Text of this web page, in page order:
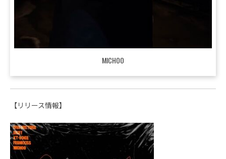
MICHOO
【リリース情報】